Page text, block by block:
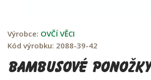
Výrobce: OVČÍ VĚCI
Kód výrobku: 2088-39-42
Bambusové ponožky